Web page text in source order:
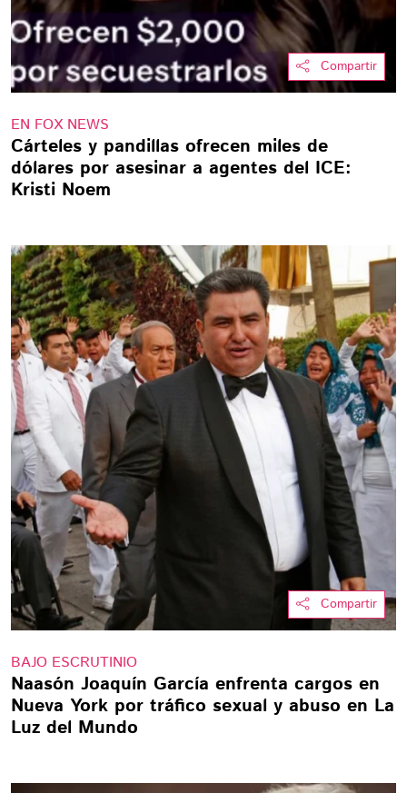
Compartir
EN FOX NEWS
Cárteles y pandillas ofrecen miles de
dólares por asesinar a agentes del ICE:
Kristi Noem
Compartir
BAJO ESCRUTINIO
Naasón Joaquín García enfrenta cargos en
Nueva York por tráfico sexual y abuso en La
Luz del Mundo